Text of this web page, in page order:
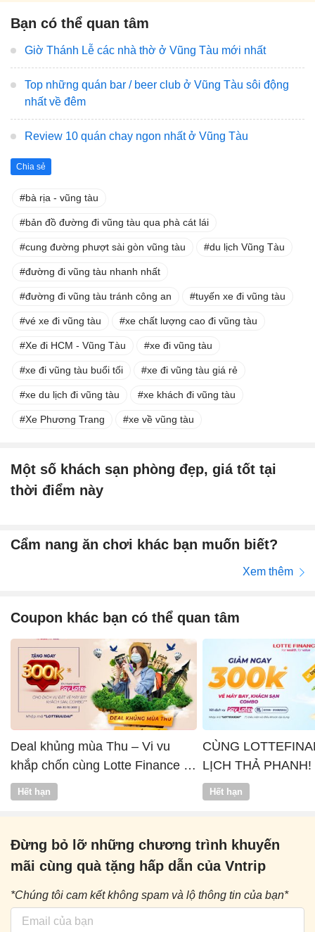
Bạn có thể quan tâm
Giờ Thánh Lễ các nhà thờ ở Vũng Tàu mới nhất
Top những quán bar / beer club ở Vũng Tàu sôi động
nhất về đêm
Review 10 quán chay ngon nhất ở Vũng Tàu
Chia sẻ
bà rịa - vũng tàu
bản đồ đường đi vũng tàu qua phà cát lái
cung đường phượt sài gòn vũng tàu du lịch Vũng Tàu
đường đi vũng tàu nhanh nhất
đường đi vũng tàu tránh công an tuyến xe đi vũng tàu
vé xe đi vũng tàu xe chất lượng cao đi vũng tàu
Xe đi HCM - Vũng Tàu xe đi vũng tàu
xe đi vũng tàu buổi tối xe đi vũng tàu giá rẻ
xe du lịch đi vũng tàu xe khách đi vũng tàu
Xe Phương Trang xe về vũng tàu
Một số khách sạn phòng đẹp, giá tốt tại
thời điểm này
Cẩm nang ăn chơi khác bạn muốn biết?
Xem thêm
Coupon khác bạn có thể quan tâm
Deal khủng mùa Thu – Vi vu
khắp chốn cùng Lotte Finance x
Vntrip
Hết hạn
CÙNG
LỊCH THẢ PHANH!
Hết hạn
Đừng bỏ lỡ những chương trình khuyến
mãi cùng quà tặng hấp dẫn của Vntrip
*Chúng tôi cam kết không spam và lộ thông tin của bạn*